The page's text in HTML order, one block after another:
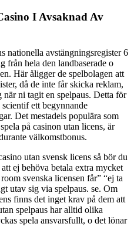
I Avsaknad Av
nationella avstängningsregister 6
från hela den landbaserade o
Här åligger de spelbolagen att
då de inte får skicka reklam,
ni tagit en spelpaus. Detta för
ett begynnande
Det mestadels populära som
på casinon utan licens, är
välkomstbonus.
utan svensk licens så bör du
ej behöva betala extra mycket
svenska licensen får” “ej ta
utav sig via spelpaus. se. Om
finns det inget krav på dem att
spelpaus har alltid olika
spela ansvarsfullt, o det lönar